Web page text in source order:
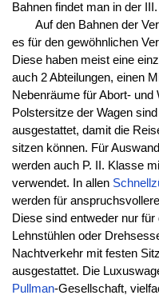
Bahnen findet man in der
Auf den Bahnen der
es für den gewöhnlichen
Diese haben meist eine
auch 2 Abteilungen, einen
Nebenräume für Abort-
Polstersitze der Wagen
ausgestattet, damit die
sitzen können. Für
werden auch P. II. Klasse
verwendet. In allen
werden für
Diese sind entweder nur
Lehnstühlen oder
Nachtverkehr mit festen
ausgestattet. Die
Pullman-Gesellschaft,